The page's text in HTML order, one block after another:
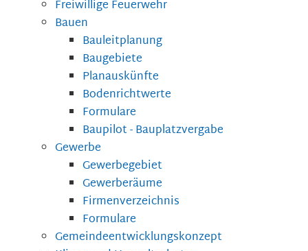
Freiwillige Feuerwehr
Bauen
Bauleitplanung
Baugebiete
Planauskünfte
Bodenrichtwerte
Formulare
Baupilot - Bauplatzvergabe
Gewerbe
Gewerbegebiet
Gewerberäume
Firmenverzeichnis
Formulare
Gemeindeentwicklungskonzept